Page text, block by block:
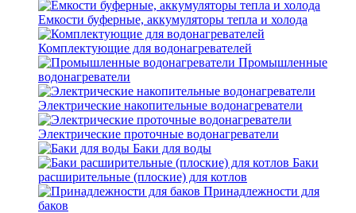
Емкости буферные, аккумуляторы тепла и холода
Комплектующие для водонагревателей
Промышленные
водонагреватели
Электрические накопительные водонагреватели
Электрические проточные водонагреватели
Баки для воды
Баки
расширительные (плоские) для котлов
Принадлежности для
баков